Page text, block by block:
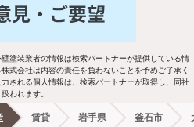
2階以上
ペット相談
独立洗面台
都市ガス
塗装業者の情報は検索パートナーが提供している情
式会社は内容の責任を負わないことを予めご了承く
される個人情報は、検索パートナーが取得し、同社
われます。
賃貸 岩手県 釜石市